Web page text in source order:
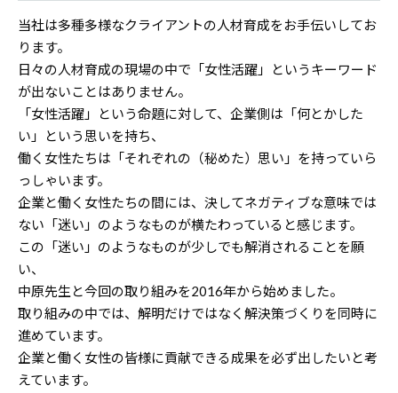
当社は多種多様なクライアントの人材育成をお手伝いしてお
ります。
日々の人材育成の現場の中で「女性活躍」というキーワード
が出ないことはありません。
「女性活躍」という命題に対して、企業側は「何とかした
い」という思いを持ち、
働く女性たちは「それぞれの（秘めた）思い」を持っていら
っしゃいます。
企業と働く女性たちの間には、決してネガティブな意味では
ない「迷い」のようなものが横たわっていると感じます。
この「迷い」のようなものが少しでも解消されることを願
い、
中原先生と今回の取り組みを2016年から始めました。
取り組みの中では、解明だけではなく解決策づくりを同時に
進めています。
企業と働く女性の皆様に貢献できる成果を必ず出したいと考
えています。